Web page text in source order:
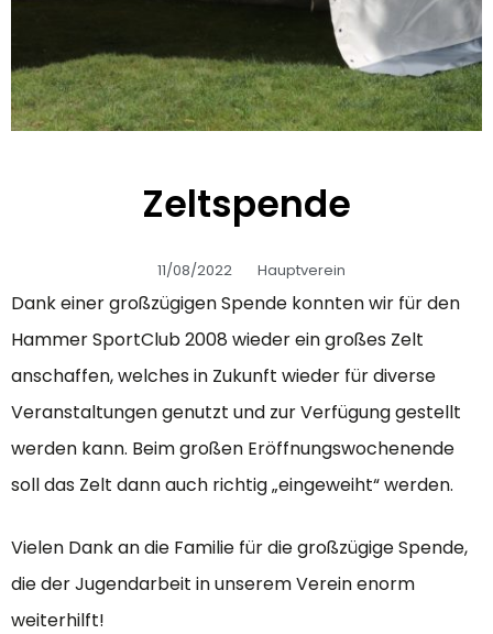
Zeltspende
11/08/2022 Hauptverein
Dank einer großzügigen Spende konnten wir für den
Hammer SportClub 2008 wieder ein großes Zelt
anschaffen, welches in Zukunft wieder für diverse
Veranstaltungen genutzt und zur Verfügung gestellt
werden kann. Beim großen Eröffnungswochenende
soll das Zelt dann auch richtig „eingeweiht“ werden.
Vielen Dank an die Familie für die großzügige Spende,
die der Jugendarbeit in unserem Verein enorm
weiterhilft!